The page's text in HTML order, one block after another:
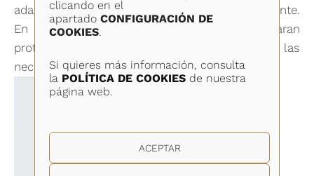
clicando en el
apartado CONFIGURACIÓN DE
COOKIES.
Si quieres más información, consulta
la POLÍTICA DE COOKIES de nuestra
página web.
ACEPTAR
adaptándose a las necesidades de cada paciente.
En el diagnostico de cada paciente se crearan
protocolos personalizados en función de las
necesidades de cada paciente.